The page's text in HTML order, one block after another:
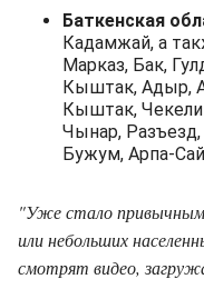
Баткенская
Кадамжай, а
Марказ, Бак,
Кыштак, Адыр,
Кыштак,
Чынар,
Бужум, Арпа-
"Уже стало
или небольших
смотрят видео,